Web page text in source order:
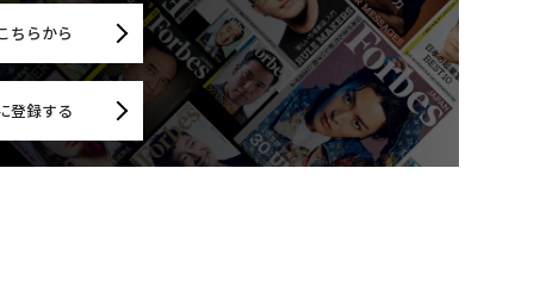
ちらから
登録する